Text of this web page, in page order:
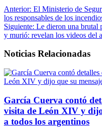
Anterior: El Ministerio de
los responsables de los
Siguiente: Le dieron una brutal
y murió: revelan los videos del
Noticias Relacionadas
García Cuerva contó
visita de León XIV y
a todos los argentinos